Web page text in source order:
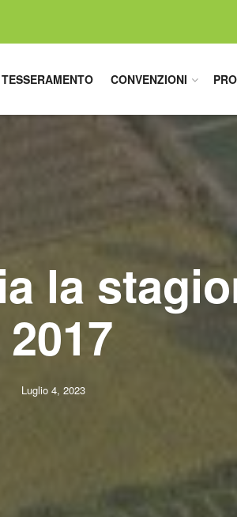
TESSERAMENTO CONVENZIONI
la
2017
Luglio 4, 2023